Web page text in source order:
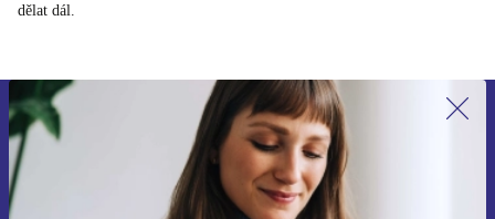
dělat dál.
Přihlas se k odběru našich novinek a
ušetři 400 Kč!
Už nikdy nepromeškej žádnou nabídku.